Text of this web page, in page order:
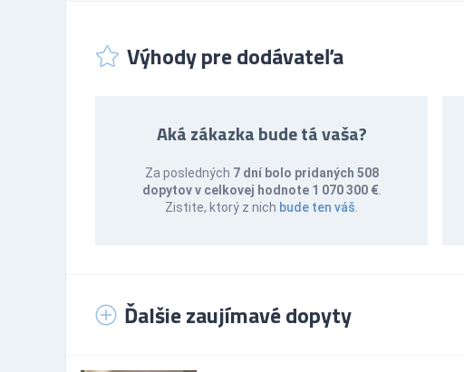
Výhody pre dodávateľa
Aká zákazka bude tá vaša?
Za posledných 7 dní bolo pridaných 508
dopytov v celkovej hodnote 1 070 300 €.
Zistite, ktorý z nich bude ten váš
Ďalšie zaujímavé dopyty